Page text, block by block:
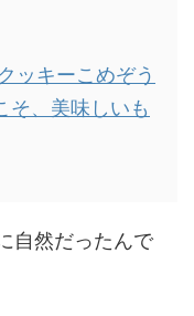
ッキーこめぞう
そ、美味しいも
自然だったんで